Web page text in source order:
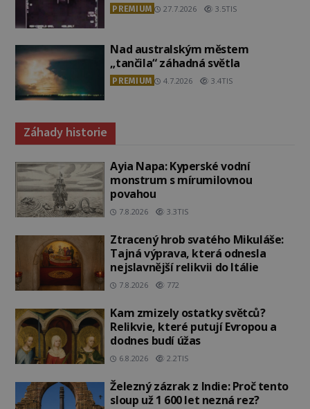
PREMIUM 27.7.2026 3.5TIS
Nad australským městem
„tančila“ záhadná světla
PREMIUM 4.7.2026 3.4TIS
Záhady historie
Ayia Napa: Kyperské vodní
monstrum s mírumilovnou
povahou
7.8.2026 3.3TIS
Ztracený hrob svatého Mikuláše:
Tajná výprava, která odnesla
nejslavnější relikvii do Itálie
7.8.2026 772
Kam zmizely ostatky světců?
Relikvie, které putují Evropou a
dodnes budí úžas
6.8.2026 2.2TIS
Železný zázrak z Indie: Proč tento
sloup už 1 600 let nezná rez?